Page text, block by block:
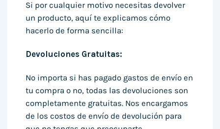
Si por cualquier motivo necesitas devolver
un producto, aquí te explicamos cómo
hacerlo de forma sencilla:
Devoluciones Gratuitas:
No importa si has pagado gastos de envío en
tu compra o no, todas las devoluciones son
completamente gratuitas. Nos encargamos
de los costos de envío de devolución para